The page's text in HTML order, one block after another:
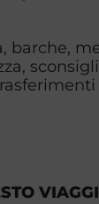
barche,